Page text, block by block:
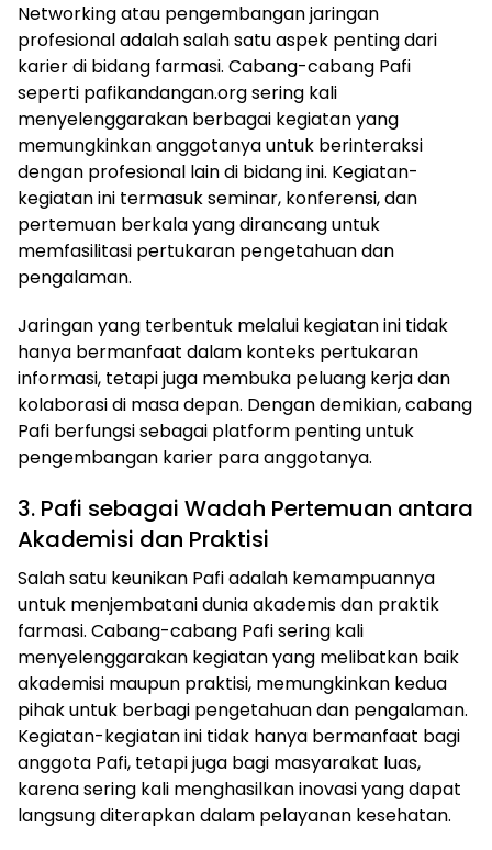
Networking atau pengembangan jaringan
profesional adalah salah satu aspek penting dari
karier di bidang farmasi. Cabang-cabang Pafi
seperti pafikandangan.org sering kali
menyelenggarakan berbagai kegiatan yang
memungkinkan anggotanya untuk berinteraksi
dengan profesional lain di bidang ini. Kegiatan-
kegiatan ini termasuk seminar, konferensi, dan
pertemuan berkala yang dirancang untuk
memfasilitasi pertukaran pengetahuan dan
pengalaman.
Jaringan yang terbentuk melalui kegiatan ini tidak
hanya bermanfaat dalam konteks pertukaran
informasi, tetapi juga membuka peluang kerja dan
kolaborasi di masa depan. Dengan demikian, cabang
Pafi berfungsi sebagai platform penting untuk
pengembangan karier para anggotanya.
3. Pafi sebagai Wadah Pertemuan antara
Akademisi dan Praktisi
Salah satu keunikan Pafi adalah kemampuannya
untuk menjembatani dunia akademis dan praktik
farmasi. Cabang-cabang Pafi sering kali
menyelenggarakan kegiatan yang melibatkan baik
akademisi maupun praktisi, memungkinkan kedua
pihak untuk berbagi pengetahuan dan pengalaman.
Kegiatan-kegiatan ini tidak hanya bermanfaat bagi
anggota Pafi, tetapi juga bagi masyarakat luas,
karena sering kali menghasilkan inovasi yang dapat
langsung diterapkan dalam pelayanan kesehatan.